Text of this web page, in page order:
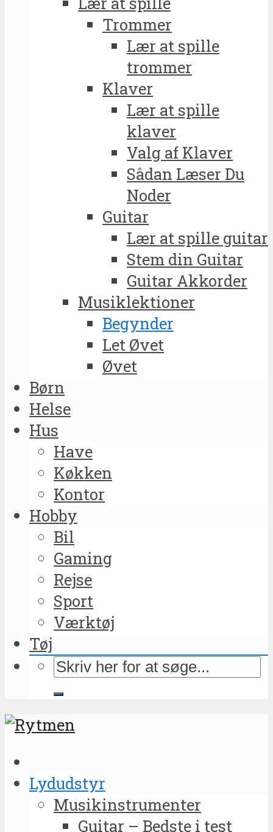
Trommer
Lær at spille
trommer
Klaver
Lær at spille
klaver
Valg af Klaver
Sådan Læser Du
Noder
Guitar
Lær at spille guitar
Stem din Guitar
Guitar Akkorder
Musiklektioner
Begynder
Let Øvet
Øvet
Børn
Helse
Hus
Have
Køkken
Kontor
Hobby
Bil
Gaming
Rejse
Sport
Værktøj
Tøj
Lydudstyr
Musikinstrumenter
Guitar – Bedste i test